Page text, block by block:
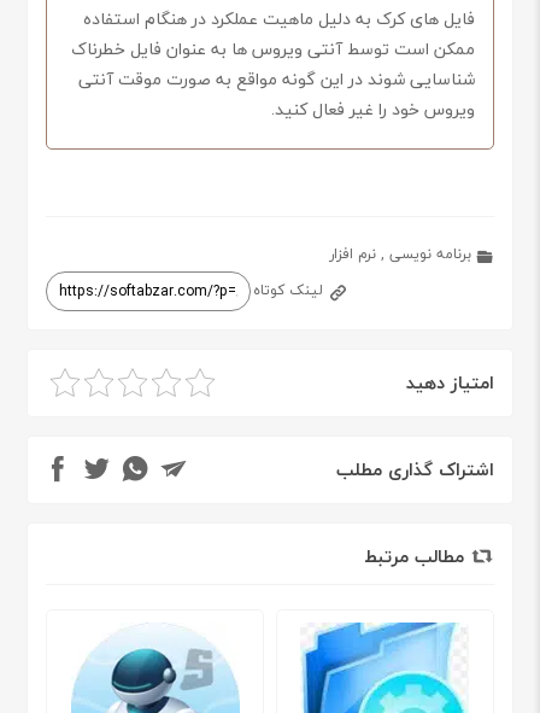
فایل های کرک به دلیل ماهیت عملکرد در هنگام استفاده
ممکن است توسط آنتی ویروس ها به عنوان فایل خطرناک
شناسایی شوند در این گونه مواقع به صورت موقت آنتی
ویروس خود را غیر فعال کنید.
برنامه نویسی ,نرم افزار
لینک کوتاه
امتیاز دهید
اشتراک گذاری مطلب
مطالب مرتبط